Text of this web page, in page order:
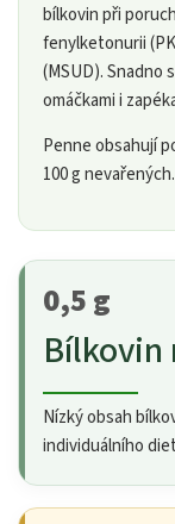
bílkovin při
fenylketonurii
(MSUD). Snadno
omáčkami i
Penne obsahují
100 g
0,5 g
Bílkovin
Nízký obsah
individuálního